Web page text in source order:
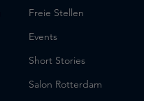
Freie Stellen
Events
Short Stories
Salon Rotterdam